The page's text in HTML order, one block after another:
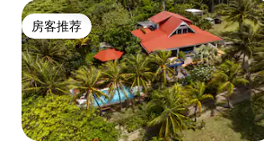
房客推荐
房客推荐